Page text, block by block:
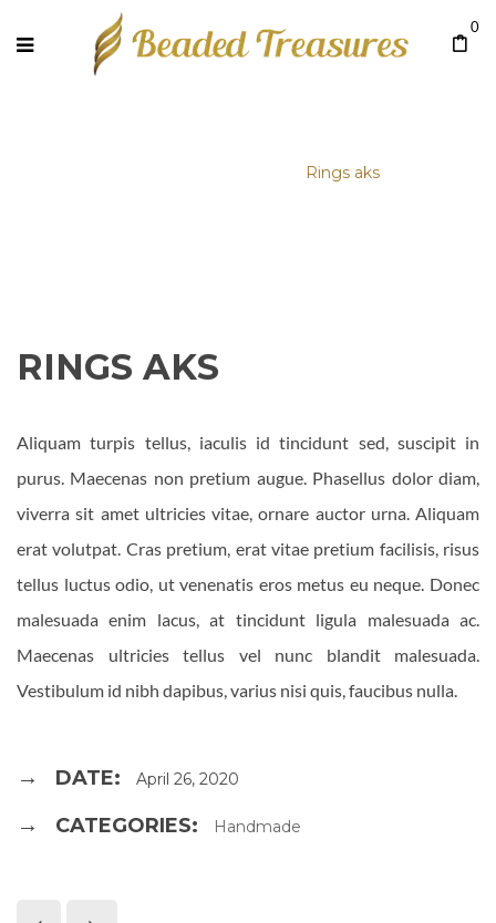
0
Rings aks
RINGS AKS
Aliquam turpis tellus, iaculis id tincidunt sed, suscipit in
purus. Maecenas non pretium augue. Phasellus dolor diam,
viverra sit amet ultricies vitae, ornare auctor urna. Aliquam
erat volutpat. Cras pretium, erat vitae pretium facilisis, risus
tellus luctus odio, ut venenatis eros metus eu neque. Donec
malesuada enim lacus, at tincidunt ligula malesuada ac.
Maecenas ultricies tellus vel nunc blandit malesuada.
Vestibulum id nibh dapibus, varius nisi quis, faucibus nulla.
DATE: April 26, 2020
CATEGORIES: Handmade